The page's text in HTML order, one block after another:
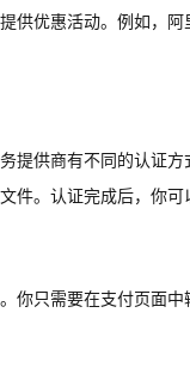
供优惠活动。例如，
提供商有不同的认证
。认证完成后，你可
你只需要在支付页面